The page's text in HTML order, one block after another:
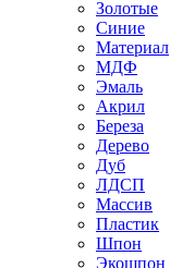
Золотые
Синие
Материал
МДФ
Эмаль
Акрил
Береза
Дерево
Дуб
ЛДСП
Массив
Пластик
Шпон
Экошпон